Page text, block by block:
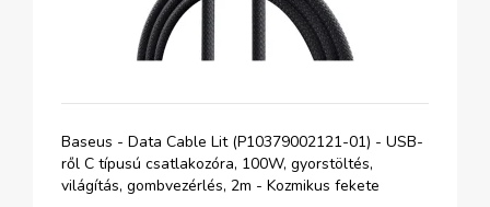
Baseus - Data Cable Lit (P10379002121-01) - USB-
ről C típusú csatlakozóra, 100W, gyorstöltés,
világítás, gombvezérlés, 2m - Kozmikus fekete